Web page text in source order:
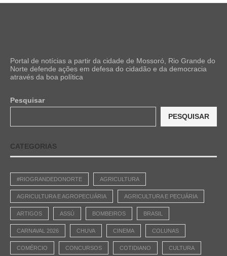
Portal de notícias a partir da cidade de Mossoró, Rio Grande do
Norte defende ações em defesa do cidadão e da democracia
através da boa política
Pesquisar
PESQUISAR
CATEGORIAS
#RIOGRANDEDONORTE AGRICULTURA
AGRICULTURA E AGROPECUÁRIA AGRICULTURA E PECUÁRIA
ARTIGOS ASSÚ BOMBEIROS BRASIL
CARNAVAL 2026 CHUVA CINEMA COLUNAS
COMÉRCIO CONCURSOS COTIDIANO CULTURA